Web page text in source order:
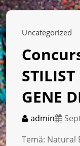
Uncategorized
STILIST
GENE
admin
Temă: Natural